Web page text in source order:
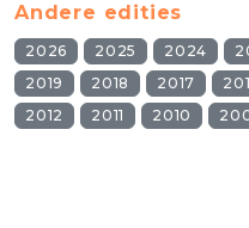
Andere edities
2026 2025 2024
2019
2018 2017
2012
2011 2010